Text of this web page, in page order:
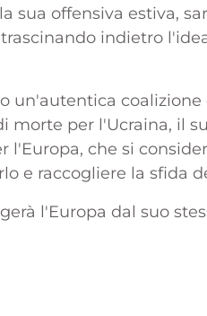
sua offensiva estiva,
indietro
un'autentica
per l'Ucraina, il
l'Europa, che si
e raccogliere la sfida
l'Europa dal suo